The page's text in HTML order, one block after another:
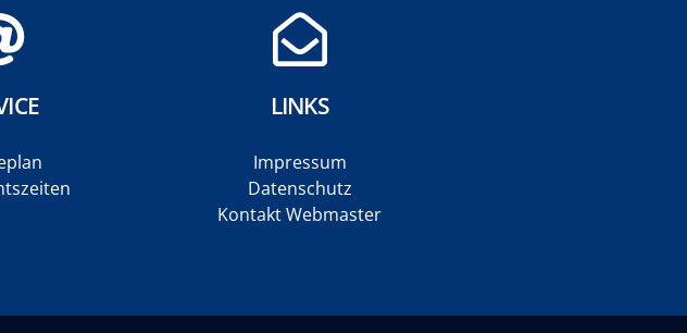
LINKS
Impressum
Datenschutz
Kontakt Webmaster